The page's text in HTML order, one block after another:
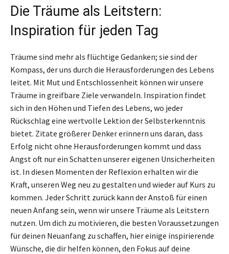
Die Träume als Leitstern:
Inspiration für jeden Tag
Träume sind mehr als flüchtige Gedanken; sie sind der
Kompass, der uns durch die Herausforderungen des Lebens
leitet. Mit Mut und Entschlossenheit können wir unsere
Träume in greifbare Ziele verwandeln. Inspiration findet
sich in den Höhen und Tiefen des Lebens, wo jeder
Rückschlag eine wertvolle Lektion der Selbsterkenntnis
bietet. Zitate größerer Denker erinnern uns daran, dass
Erfolg nicht ohne Herausforderungen kommt und dass
Angst oft nur ein Schatten unserer eigenen Unsicherheiten
ist. In diesen Momenten der Reflexion erhalten wir die
Kraft, unseren Weg neu zu gestalten und wieder auf Kurs zu
kommen. Jeder Schritt zurück kann der Anstoß für einen
neuen Anfang sein, wenn wir unsere Träume als Leitstern
nutzen. Um dich zu motivieren, die besten Voraussetzungen
für deinen Neuanfang zu schaffen, hier einige inspirierende
Wünsche, die dir helfen können, den Fokus auf deine